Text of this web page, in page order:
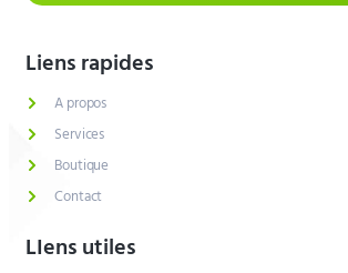
Liens rapides
A propos
Services
Boutique
Contact
LIens utiles